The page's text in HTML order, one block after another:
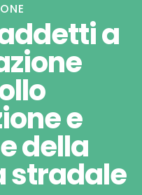
a
e
della
stradale